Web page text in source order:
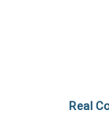
Real